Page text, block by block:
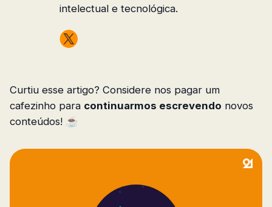
intelectual e tecnológica.
Curtiu esse artigo? Considere nos pagar um
cafezinho para continuarmos escrevendo novos
conteúdos! ☕